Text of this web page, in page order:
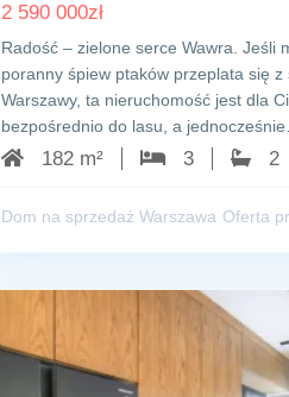
2 590 000zł
Radość – zielone serce Wawra. Jeśli
poranny śpiew ptaków przeplata się
Warszawy, ta nieruchomość jest dla
bezpośrednio do lasu, a
182 m² 3 2
Dom na sprzedaż Warszawa Oferta